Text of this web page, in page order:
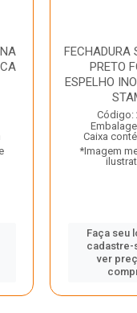
FECHADURA
PRETO
ESPELHO
Código:
Caixa
*Imagem
Faça seu
cadastre-
ver